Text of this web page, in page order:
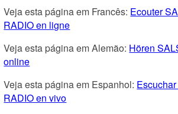
Veja esta página em Francês: Ecouter
RADIO en ligne
Veja esta página em Alemão: Hören
online
Veja esta página em Espanhol:
RADIO en vivo